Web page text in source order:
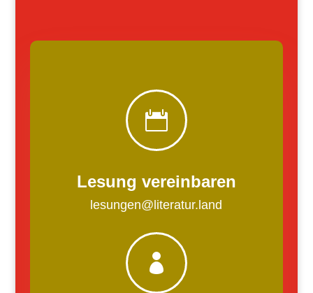

Lesung vereinbaren
lesungen@literatur.land
